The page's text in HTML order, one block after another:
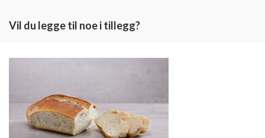
Vil du legge til noe i tillegg?